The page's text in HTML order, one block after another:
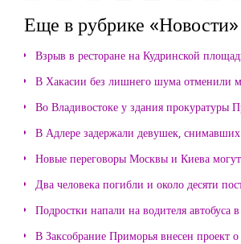
Еще в рубрике «Новости»
Взрыв в ресторане на Кудринской
В Хакасии без лишнего шума отменили
Во Владивостоке у здания
В Адлере задержали девушек,
Новые переговоры Москвы и Киева
Два человека погибли и около десяти
Подростки напали на водителя автобуса
В Заксобрание Приморья внесен проект